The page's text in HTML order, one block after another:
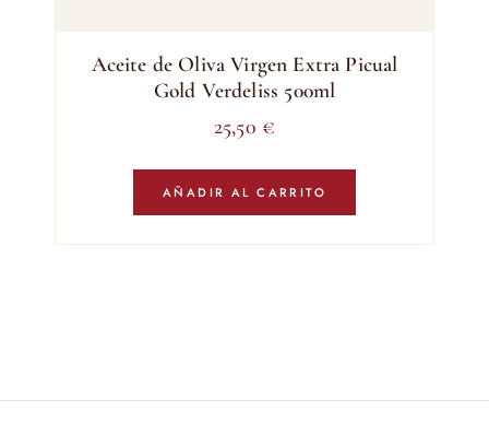
Aceite de Oliva Virgen Extra Picual
Gold Verdeliss 500ml
25,50 €
AÑADIR AL CARRITO